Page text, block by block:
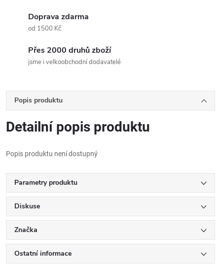
Doprava zdarma
od 1500 Kč
Přes 2000 druhů zboží
jsme i velkoobchodní dodavatelé
Popis produktu
Detailní popis produktu
Popis produktu není dostupný
Parametry produktu
Diskuse
Značka
Ostatní informace